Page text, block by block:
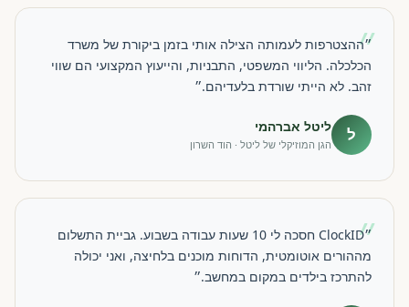
״
״ההצטרפות לעמותה הצילה אותי בזמן ביקורת של משרד
הכלכלה. הליווי המשפטי, התבניות, והייעוץ המקצועי הם שווי
זהב. לא הייתי שורדת בלעדיהם.״
ל ליטל אברהמי
הגן המוזיקלי של ליטל · הוד השרון
״
״ClockID חסכה לי 10 שעות עבודה בשבוע. גביית התשלום
מההורים אוטומטית, הדוחות מוכנים בלחיצה, ואני יכולה
להתרכז בילדים במקום במחשב.״